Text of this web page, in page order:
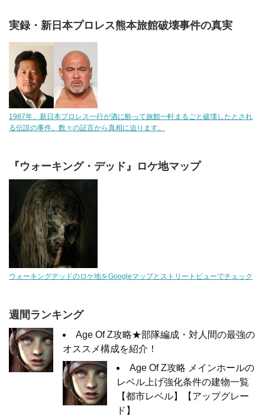
実録・新日本プロレス熊本旅館破壊事件の真実
1987年、新日本プロレス一行が酒に酔って旅館一軒まるごと破壊したとされ
る伝説の事件。数々の証言から真相に迫ります。
『ウォーキング・デッド』ロケ地マップ
ウォーキングデッドのロケ地をGoogleマップとストリートビューでチェック
週間ランキング
Age Of Z攻略★部隊編成・対人間の最強の
オススメ構成を紹介！
Age Of Z攻略 メインホールの
レベル上げ強化条件の建物一覧
【都市レベル】【アップグレー
ド】